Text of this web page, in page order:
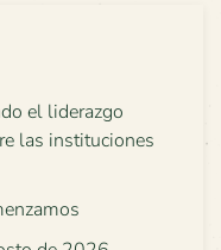
el liderazgo
las instituciones